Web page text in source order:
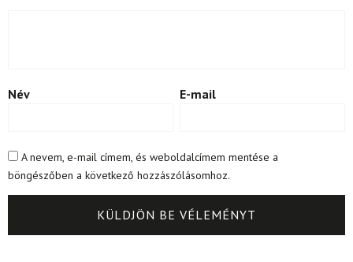
Név E-mail
A nevem, e-mail címem, és weboldalcímem mentése a
böngészőben a következő hozzászólásomhoz.